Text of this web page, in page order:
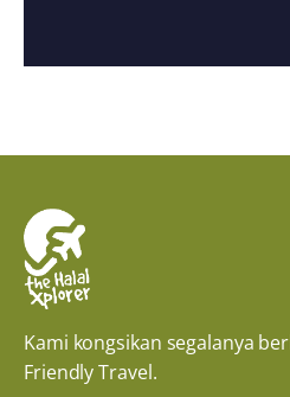
Kami kongsikan segalanya
Friendly Travel.